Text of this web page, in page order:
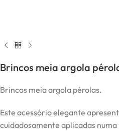
Brincos meia argola
Brincos meia argola pérolas.
Este acessório elegante
cuidadosamente aplicadas